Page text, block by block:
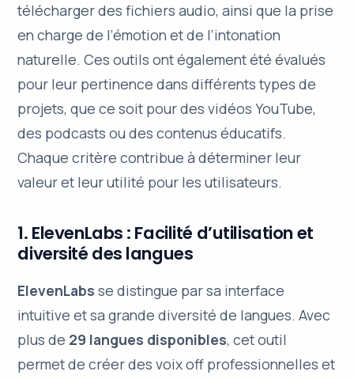
télécharger des fichiers audio, ainsi que la prise
en charge de l’émotion et de l’intonation
naturelle. Ces outils ont également été évalués
pour leur pertinence dans différents types de
projets, que ce soit pour des vidéos YouTube,
des podcasts ou des contenus éducatifs.
Chaque critère contribue à déterminer leur
valeur et leur utilité pour les utilisateurs.
1. ElevenLabs : Facilité d’utilisation et
diversité des langues
ElevenLabs se distingue par sa interface
intuitive et sa grande diversité de langues. Avec
plus de 29 langues disponibles, cet outil
permet de créer des voix off professionnelles et